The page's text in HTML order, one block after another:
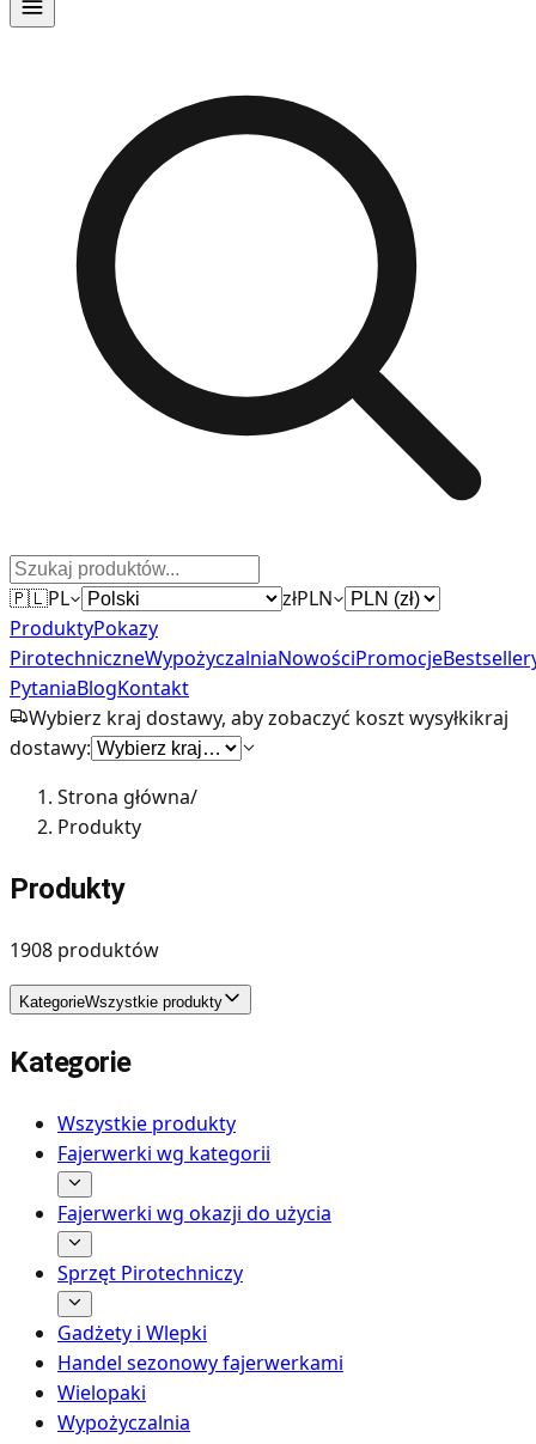
🇵🇱PL złPLN
ProduktyPokazy
PirotechniczneWypożyczalniaNowościPromocje
PytaniaBlogKontakt
Wybierz kraj dostawy, aby zobaczyć koszt wysyłkikraj
dostawy:
Strona główna/
Produkty
Produkty
1908 produktów
KategorieWszystkie produkty
Kategorie
Wszystkie produkty
Fajerwerki wg kategorii
Fajerwerki wg okazji do użycia
Sprzęt Pirotechniczy
Gadżety i Wlepki
Handel sezonowy fajerwerkami
Wielopaki
Wypożyczalnia